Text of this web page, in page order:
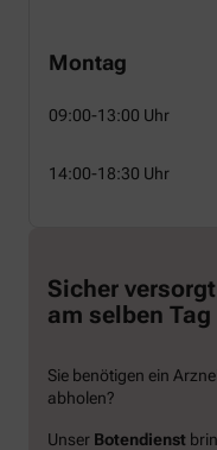
Montag
09:00-13:00 Uhr
14:00-18:30 Uhr
Sicher
am selben Tag
Sie benötigen ein
abholen?
Unser Botendienst